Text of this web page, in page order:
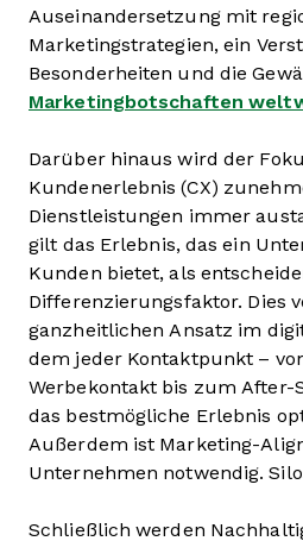
Auseinandersetzung mit
Marketingstrategien, ein
Besonderheiten und die
Marketingbotschaften
Darüber hinaus wird der
Kundenerlebnis (CX)
Dienstleistungen immer
gilt das Erlebnis, das ein
Kunden bietet, als
Differenzierungsfaktor. Dies
ganzheitlichen Ansatz im
dem jeder Kontaktpunkt –
Werbekontakt bis zum
das bestmögliche Erlebnis
Außerdem ist Marketing-
Unternehmen notwendig.
Schließlich werden